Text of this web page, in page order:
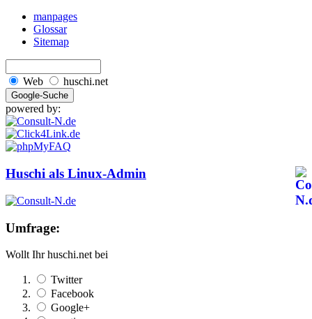
manpages
Glossar
Sitemap
Web huschi.net
powered by:
Huschi als Linux-Admin
Umfrage:
Wollt Ihr huschi.net bei
Twitter
Facebook
Google+